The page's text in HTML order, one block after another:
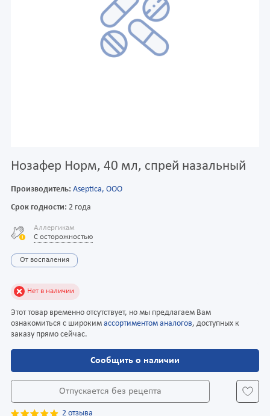
Нозафер Норм, 40 мл, спрей назальный
Производитель: Aseptica, ООО
Срок годности: 2 года
Аллергикам
С осторожностью
От воспаления
Нет в наличии
Этот товар временно отсутствует, но мы предлагаем Вам
ознакомиться с широким ассортиментом аналогов, доступных к
заказу прямо сейчас.
Сообщить о наличии
Отпускается без рецепта
2 отзыва